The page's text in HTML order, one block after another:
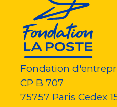
Fondation
CP B 707
75757 Paris Cedex